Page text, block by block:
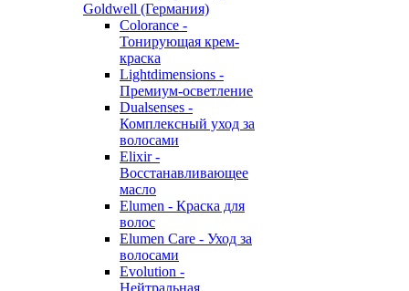
Goldwell (Германия)
Colorance -
Тонирующая крем-
краска
Lightdimensions -
Премиум-осветление
Dualsenses -
Комплексный уход за
волосами
Elixir -
Восстанавливающее
масло
Elumen - Краска для
волос
Elumen Care - Уход за
волосами
Evolution -
Нейтральная